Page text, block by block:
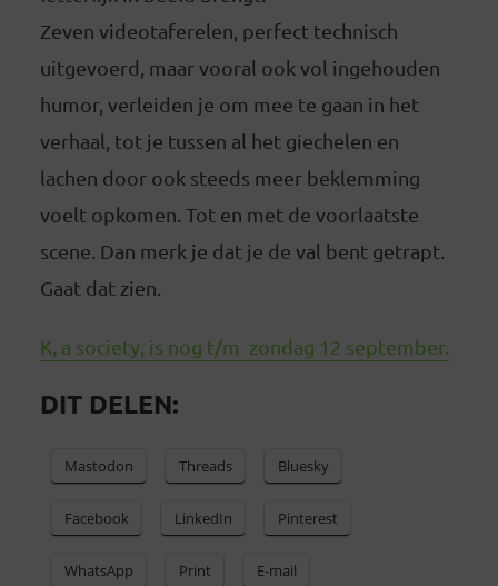
Zeven videotaferelen, perfect technisch
uitgevoerd, maar vooral ook vol ingehouden
humor, verleiden je om mee te gaan in het
verhaal, tot je tussen al het giechelen en
lachen door ook steeds meer beklemming
voelt opkomen. Tot en met de voorlaatste
scene. Dan merk je dat je de val bent getrapt.
Gaat dat zien.
K, a society, is nog t/m zondag 12 september.
DIT DELEN:
Mastodon Threads Bluesky
Facebook LinkedIn Pinterest
WhatsApp Print E-mail